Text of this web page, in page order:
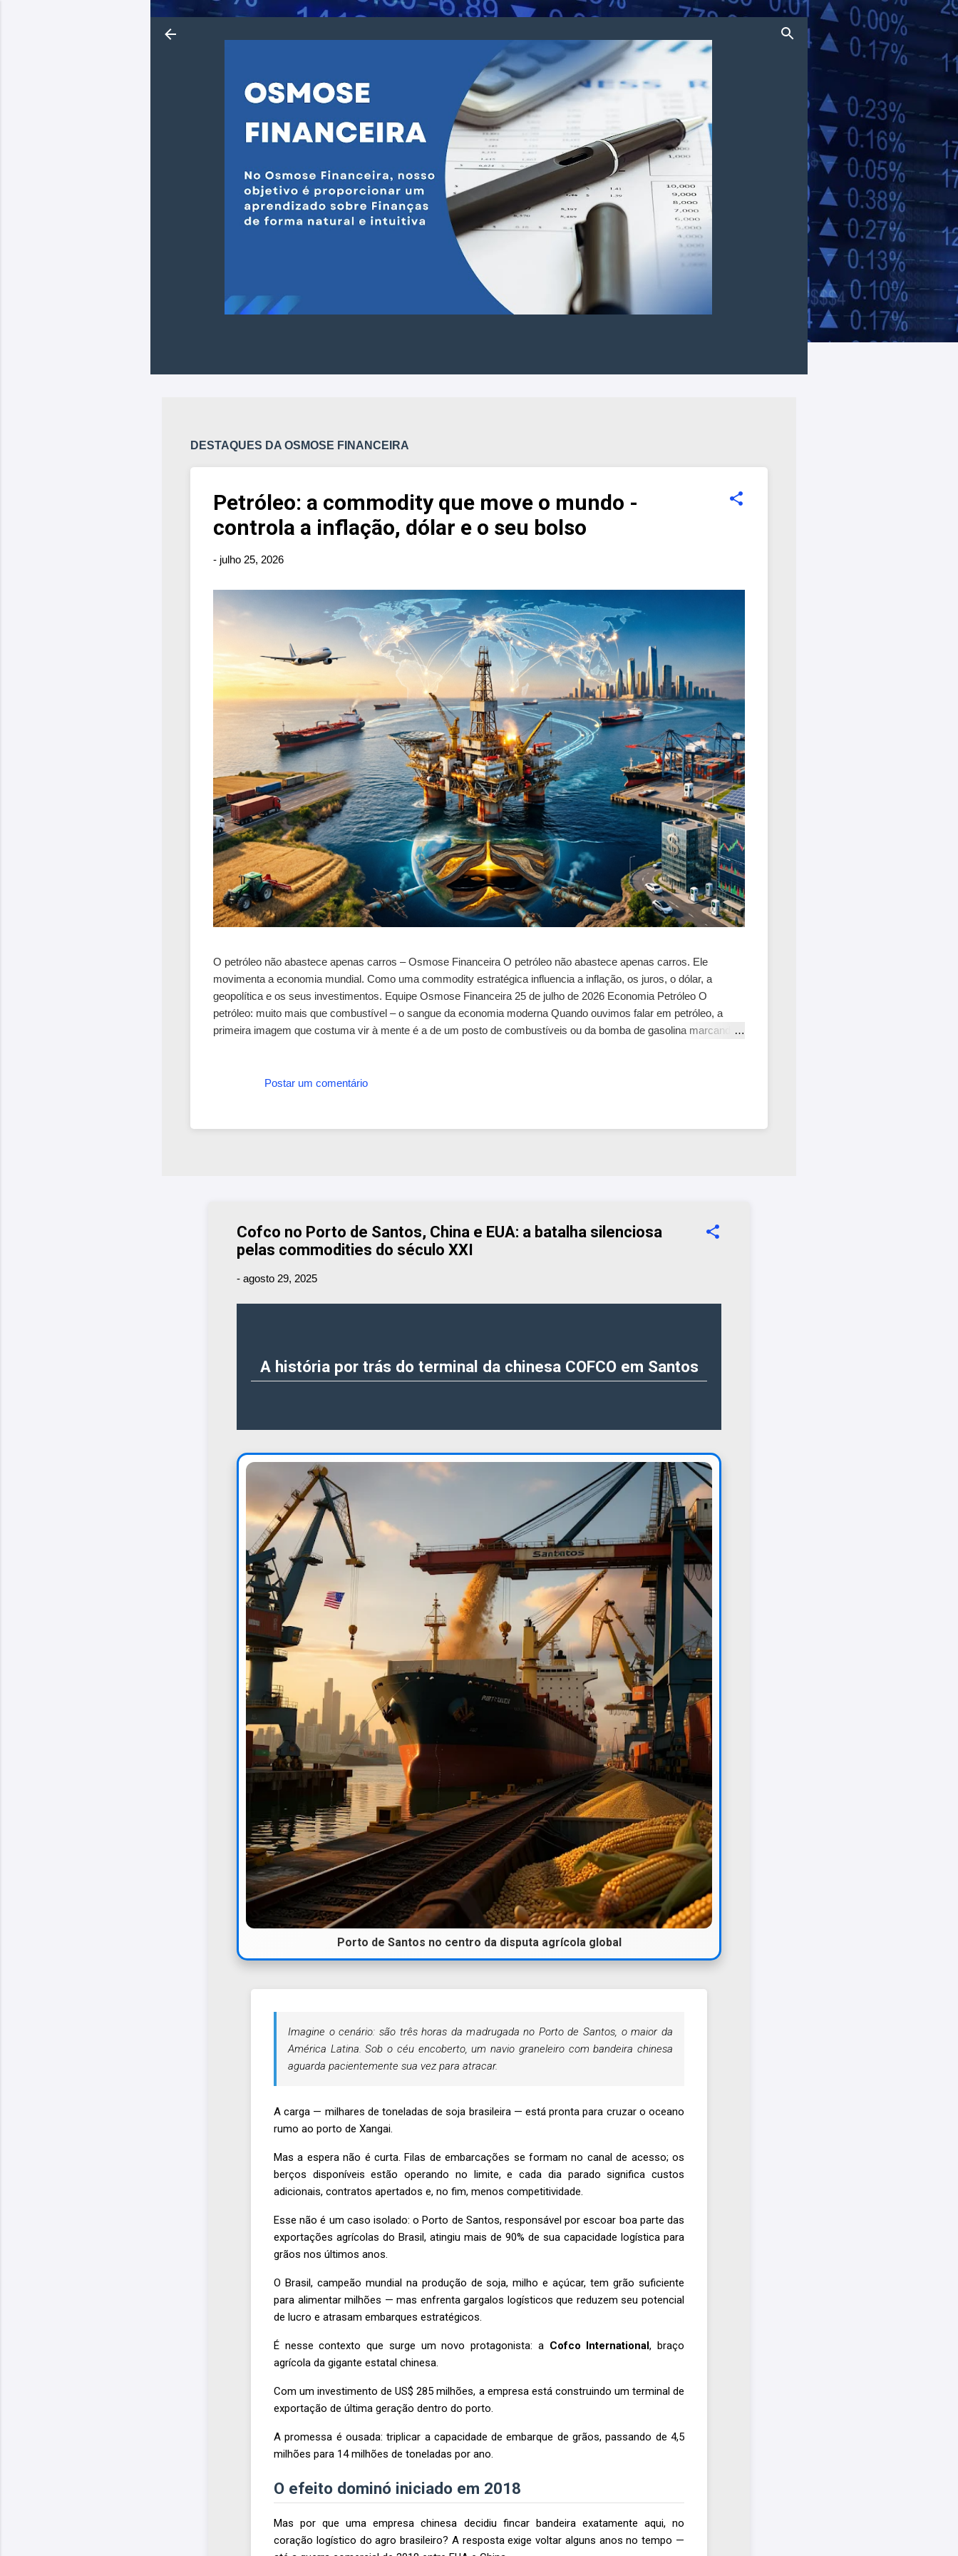
Pular para o conteúdo principal
DESTAQUES DA OSMOSE FINANCEIRA
Petróleo: a commodity que move o mundo -
controla a inflação, dólar e o seu bolso
- julho 25, 2026
O petróleo não abastece apenas carros – Osmose Financeira O petróleo não abastece apenas carros. Ele
movimenta a economia mundial. Como uma commodity estratégica influencia a inflação, os juros, o dólar, a
geopolítica e os seus investimentos. Equipe Osmose Financeira 25 de julho de 2026 Economia Petróleo O
petróleo: muito mais que combustível – o sangue da economia moderna Quando ouvimos falar em petróleo, a
primeira imagem que costuma vir à mente é a de um posto de combustíveis ou da bomba de gasolina marcando
Postar um comentário
Cofco no Porto de Santos, China e EUA: a batalha silenciosa
pelas commodities do século XXI
- agosto 29, 2025
A história por trás do terminal da chinesa COFCO em Santos
Porto de Santos no centro da disputa agrícola global
Imagine o cenário: são três horas da madrugada no Porto de Santos, o maior da
América Latina. Sob o céu encoberto, um navio graneleiro com bandeira chinesa
aguarda pacientemente sua vez para atracar.
A carga — milhares de toneladas de soja brasileira — está pronta para cruzar o oceano
rumo ao porto de Xangai.
Mas a espera não é curta. Filas de embarcações se formam no canal de acesso; os
berços disponíveis estão operando no limite, e cada dia parado significa custos
adicionais, contratos apertados e, no fim, menos competitividade.
Esse não é um caso isolado: o Porto de Santos, responsável por escoar boa parte das
exportações agrícolas do Brasil, atingiu mais de 90% de sua capacidade logística para
grãos nos últimos anos.
O Brasil, campeão mundial na produção de soja, milho e açúcar, tem grão suficiente
para alimentar milhões — mas enfrenta gargalos logísticos que reduzem seu potencial
de lucro e atrasam embarques estratégicos.
É nesse contexto que surge um novo protagonista: a Cofco International, braço
agrícola da gigante estatal chinesa.
Com um investimento de US$ 285 milhões, a empresa está construindo um terminal de
exportação de última geração dentro do porto.
A promessa é ousada: triplicar a capacidade de embarque de grãos, passando de 4,5
milhões para 14 milhões de toneladas por ano.
O efeito dominó iniciado em 2018
Mas por que uma empresa chinesa decidiu fincar bandeira exatamente aqui, no
coração logístico do agro brasileiro? A resposta exige voltar alguns anos no tempo —